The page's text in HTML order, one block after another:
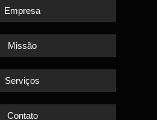
Empresa
Missão
Serviços
Contato